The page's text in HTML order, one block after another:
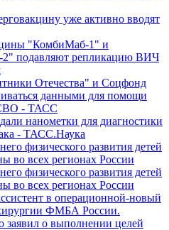
уже активно вводят
"КомбиМаб-1" и
подавляют репликацию ВИЧ
Отечества" и Соцфонд
данными для помощи
- ТАСС
нанометки для диагностики
- ТАСС.Наука
физического развития детей
во всех регионах России
физического развития детей
во всех регионах России
в операционной-новый
ФМБА России.
заявил о выполнении целей